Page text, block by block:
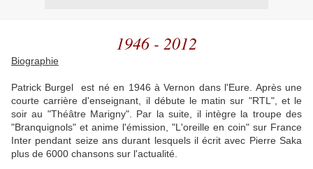
1946 - 2012
Biographie
Patrick Burgel est né en 1946 à Vernon dans l'Eure. Après une
courte carrière d'enseignant, il débute le matin sur "RTL", et le
soir au "Théâtre Marigny". Par la suite, il intègre la troupe des
"Branquignols" et anime l'émission, "L'oreille en coin" sur France
Inter pendant seize ans durant lesquels il écrit avec Pierre Saka
plus de 6000 chansons sur l'actualité.